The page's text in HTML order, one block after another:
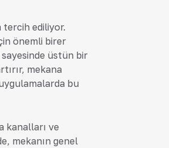
tercih ediliyor.
önemli birer
üstün bir
mekana
bu
kanalları ve
mekanın genel